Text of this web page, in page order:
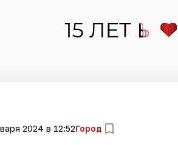
2024 в 12:52Город